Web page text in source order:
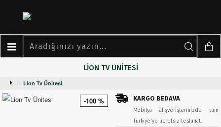
Lion Tv Ünitesi
LION TV ÜNITESI
-100 % KARGO BEDAVA
Mobilya alışverişlerinizde tüm
Türkiye'ye ücretsiz teslimat.